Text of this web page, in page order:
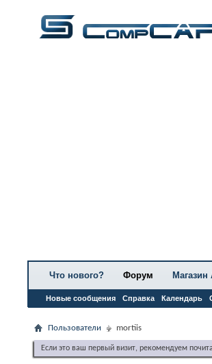
Что нового? Форум
Новые сообщения Справка Календарь
Пользователи mortiis
Если это ваш первый визит, рекомендуем